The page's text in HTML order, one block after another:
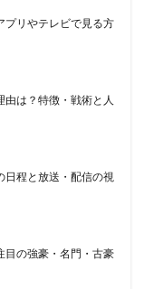
プリやテレビで見る方
は？特徴・戦術と人
日程と放送・配信の視
目の強豪・名門・古豪